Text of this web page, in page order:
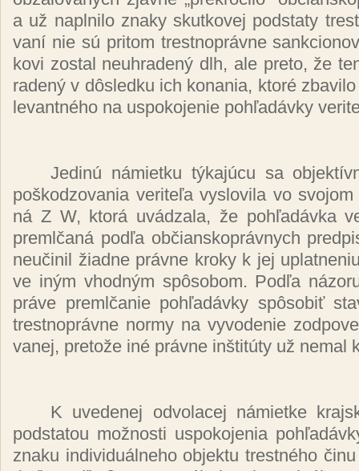
a už napl­ni­lo zna­ky skut­ko­vej pod­sta­ty
va­ní nie sú pri­tom tres­tnop­ráv­ne
ko­vi zos­tal neuh­ra­de­ný dlh, ale pre­to, že
ra­de­ný v dôs­led­ku ich ko­na­nia, kto­ré
le­van­tné­ho na us­po­ko­je­nie poh­ľa­dáv­ky
Je­di­nú ná­miet­ku tý­ka­jú­cu sa
poš­ko­dzo­va­nia ve­ri­te­ľa vy­slo­vi­la vo
ná Z W, kto­rá uvá­dza­la, že poh­ľa­dáv­ka
preml­ča­ná pod­ľa ob­čian­skop­ráv­nych
neu­či­nil žiad­ne práv­ne kro­ky k jej
ve iným vhod­ným spô­so­bom. Pod­ľa
prá­ve preml­ča­nie poh­ľa­dáv­ky spô­so­biť
tres­tnop­ráv­ne nor­my na vy­vo­de­nie
va­nej, pre­to­že iné práv­ne in­šti­tú­ty už ne­mal
K uve­de­nej od­vo­la­cej ná­miet­ke
pod­sta­tou mož­nos­ti us­po­ko­je­nia
zna­ku in­di­vi­duál­ne­ho ob­jek­tu tres­tné­ho